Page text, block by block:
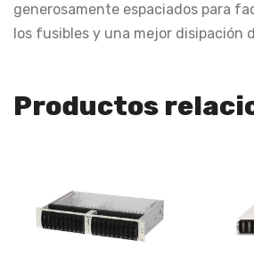
generosamente espaciados para
los fusibles y una mejor disipación
Productos